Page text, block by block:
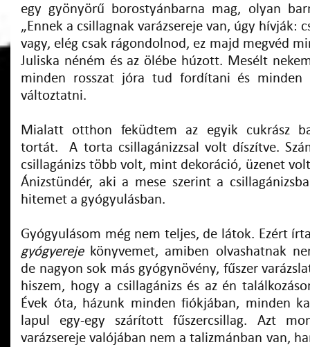
egy gyönyörű borostyánbarna mag, olyan
„Ennek a csillagnak varázsereje van, úgy hívják:
vagy, elég csak rágondolnod, ez majd megvéd
Juliska néném és az ölébe húzott. Mesélt
minden rosszat jóra tud fordítani és minden
változtatni.
Mialatt otthon feküdtem az egyik cukrász
tortát. A torta csillagánizzsal volt díszítve.
csillagánizs több volt, mint dekoráció, üzenet
Ánizstündér, aki a mese szerint a
hitemet a gyógyulásban.
Gyógyulásom még nem teljes, de látok. Ezért
gyógyerejekönyvemet, amiben olvashatnak
de nagyon sok más gyógynövény, fűszer
hiszem, hogy a csillagánizs és az én
Évek óta, házunk minden fiókjában, minden
lapul egy-egy szárított fűszercsillag. Azt
varázsereje valójában nem a talizmánban van,